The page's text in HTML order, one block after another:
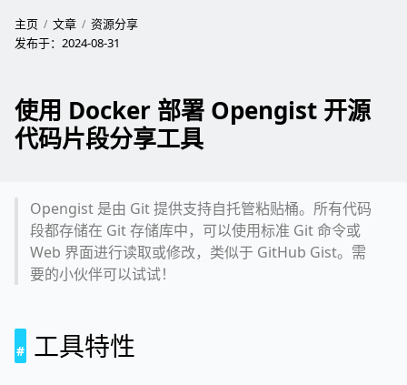
主页 文章
资源分享
发布于： 2024-08-31
使用 Docker 部署 Opengist 开源
代码片段分享工具
Opengist 是由 Git 提供支持自托管粘贴桶。所有代码
段都存储在 Git 存储库中，可以使用标准 Git 命令或
Web 界面进行读取或修改，类似于 GitHub Gist。需
要的小伙伴可以试试！
工具特性